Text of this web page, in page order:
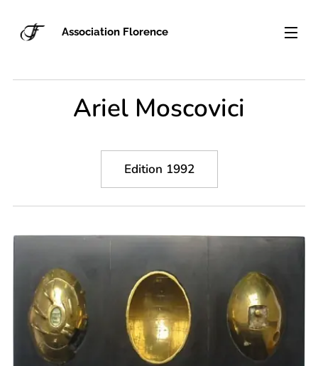
Association Florence
Ariel Moscovici
Edition 1992